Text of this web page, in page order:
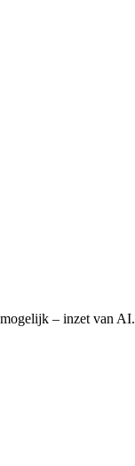
– inzet van AI.